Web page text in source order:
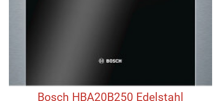
Bosch HBA20B250 Edelstahl